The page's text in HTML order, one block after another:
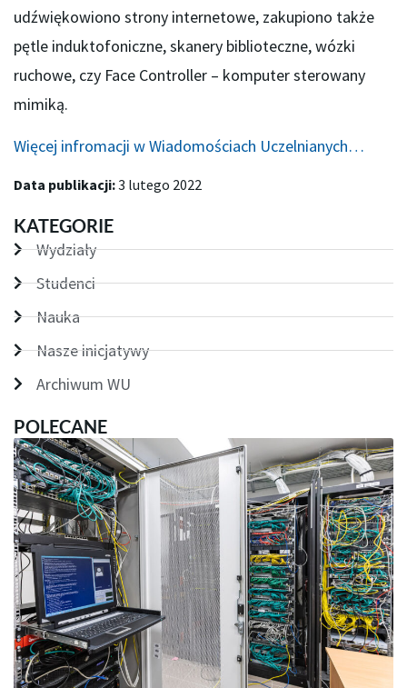
udźwiękowiono strony internetowe, zakupiono także
pętle induktofoniczne, skanery biblioteczne, wózki
ruchowe, czy Face Controller – komputer sterowany
mimiką.
Więcej infromacji w Wiadomościach Uczelnianych…
Data publikacji:3 lutego 2022
KATEGORIE
Wydziały
Studenci
Nauka
Nasze inicjatywy
Archiwum WU
POLECANE